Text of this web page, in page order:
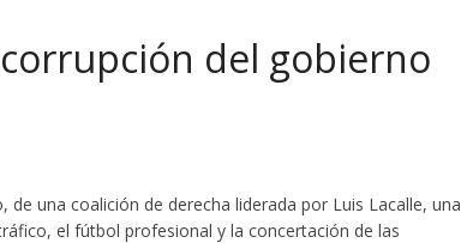
del gobierno
una coalición de derecha liderada por Luis Lacalle, una
el fútbol profesional y la concertación de las